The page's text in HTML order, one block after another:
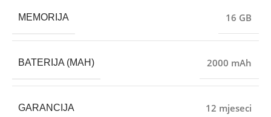
MEMORIJA 16 GB
BATERIJA (MAH) 2000 mAh
GARANCIJA 12 mjeseci